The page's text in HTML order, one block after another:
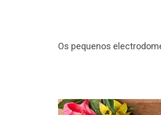
Os pequenos